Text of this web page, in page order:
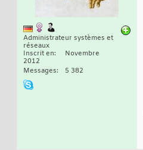
Administrateur systèmes et
réseaux
Inscrit en
Novembre
2012
Messages
5 382